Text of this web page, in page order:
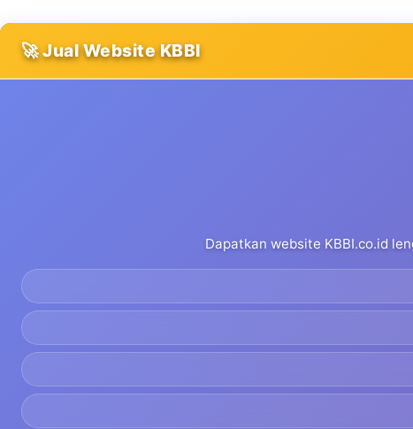
🚀 Jual Website KBBI
Dapatkan website KBBI.co.id